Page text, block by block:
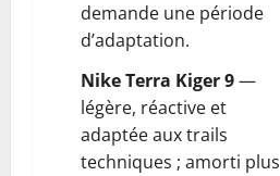
demande une période
d’adaptation.
Nike Terra Kiger 9—
légère, réactive et
adaptée aux trails
techniques ; amorti plus